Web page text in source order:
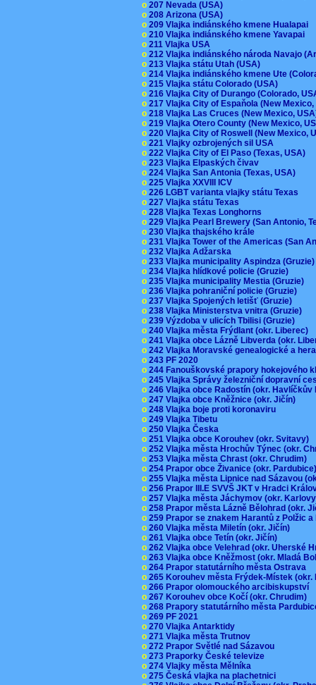
o 207 Nevada (USA)
o 208 Arizona (USA)
o 209 Vlajka indiánského kmene Hualapai
o 210 Vlajka indiánského kmene Yavapai
o 211 Vlajka USA
o 212 Vlajka indiánského národa Navajo
o 213 Vlajka státu Utah (USA)
o 214 Vlajka indiánského kmene Ute
o 215 Vlajka státu Colorado (USA)
o 216 Vlajka City of Durango (Colorado,
o 217 Vlajka City of Espaňola (New
o 218 Vlajka Las Cruces (New Mexico,
o 219 Vlajka Otero County (New Mexico,
o 220 Vlajka City of Roswell (New Mexico,
o 221 Vlajky ozbrojených sil USA
o 222 Vlajka City of El Paso (Texas, USA)
o 223 Vlajka Elpaských čivav
o 224 Vlajka San Antonia (Texas, USA)
o 225 Vlajka XXVIII ICV
o 226 LGBT varianta vlajky státu Texas
o 227 Vlajka státu Texas
o 228 Vlajka Texas Longhorns
o 229 Vlajka Pearl Brewery (San Antonio,
o 230 Vlajka thajského krále
o 231 Vlajka Tower of the Americas (San
o 232 Vlajka Adžarska
o 233 Vlajka municipality Aspindza
o 234 Vlajka hlídkové policie (Gruzie)
o 235 Vlajka municipality Mestia (Gruzie)
o 236 Vlajka pohraniční policie (Gruzie)
o 237 Vlajka Spojených letišť (Gruzie)
o 238 Vlajka Ministerstva vnitra (Gruzie)
o 239 Výzdoba v ulicích Tbilisi (Gruzie)
o 240 Vlajka města Frýdlant (okr. Liberec)
o 241 Vlajka obce Lázně Libverda (okr.
o 242 Vlajka Moravské genealogické a
o 243 PF 2020
o 244 Fanouškovské prapory hokejového
o 245 Vlajka Správy železniční dopravní
o 246 Vlajka obce Radostín (okr.
o 247 Vlajka obce Kněžnice (okr. Jičín)
o 248 Vlajka boje proti koronaviru
o 249 Vlajka Tibetu
o 250 Vlajka Česka
o 251 Vlajka obce Korouhev (okr. Svitavy)
o 252 Vlajka města Hrochův Týnec (okr.
o 253 Vlajka města Chrast (okr. Chrudim)
o 254 Prapor obce Živanice (okr.
o 255 Vlajka města Lipnice nad Sázavou
o 256 Prapor III.E SVVŠ JKT v Hradci
o 257 Vlajka města Jáchymov (okr.
o 258 Prapor města Lázně Bělohrad (okr.
o 259 Prapor se znakem Harantů z Polžic
o 260 Vlajka města Miletín (okr. Jičín)
o 261 Vlajka obce Tetín (okr. Jičín)
o 262 Vlajka obce Velehrad (okr. Uherské
o 263 Vlajka obce Kněžmost (okr. Mladá
o 264 Prapor statutárního města Ostrava
o 265 Korouhev města Frýdek-Místek
o 266 Prapor olomouckého arcibiskupství
o 267 Korouhev obce Kočí (okr. Chrudim)
o 268 Prapory statutárního města
o 269 PF 2021
o 270 Vlajka Antarktidy
o 271 Vlajka města Trutnov
o 272 Prapor Světlé nad Sázavou
o 273 Praporky České televize
o 274 Vlajky města Mělníka
o 275 Česká vlajka na plachetnici